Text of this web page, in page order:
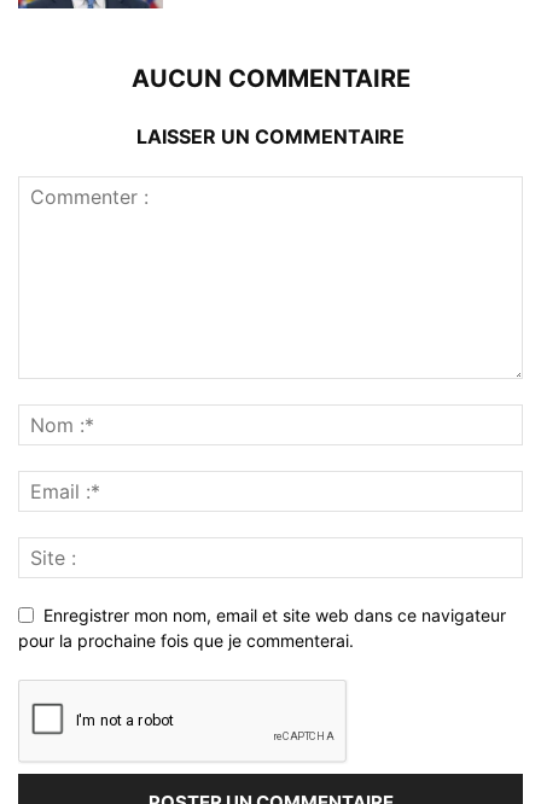
AUCUN COMMENTAIRE
LAISSER UN COMMENTAIRE
Enregistrer mon nom, email et site web dans ce navigateur
pour la prochaine fois que je commenterai.